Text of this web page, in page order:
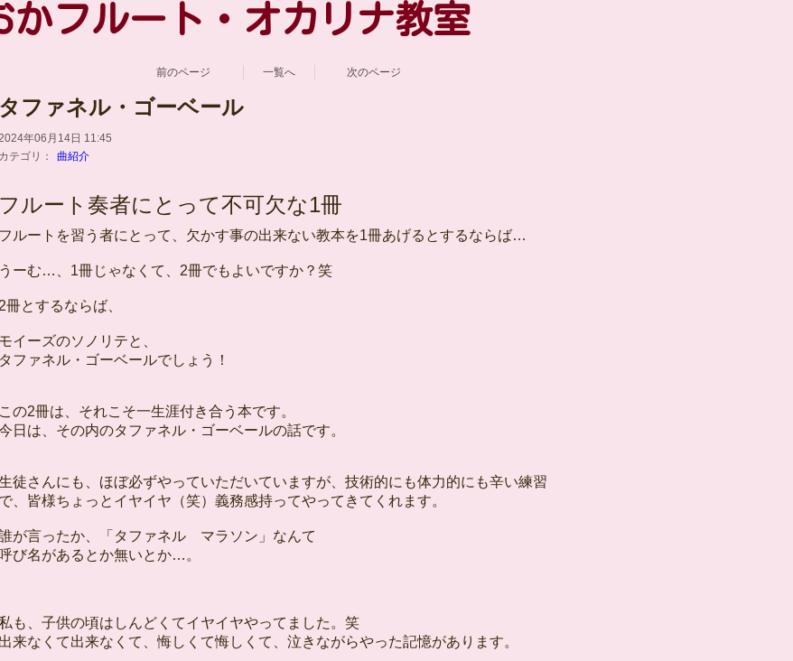
かフルート・オカリナ教室
前のページ 一覧へ 次のページ
タファネル・ゴーベール
年06月14日 11:45
カテゴリ：
曲紹介
フルート奏者にとって不可欠な1冊
フルートを習う者にとって、欠かす事の出来ない教本を1冊あげるとするならば…
うーむ…、1冊じゃなくて、2冊でもよいですか？笑
2冊とするならば、
モイーズのソノリテと、
タファネル・ゴーベールでしょう！
この2冊は、それこそ一生涯付き合う本です。
日は、その内のタファネル・ゴーベールの話です。
徒さんにも、ほぼ必ずやっていただいていますが、技術的にも体力的にも辛い練習
で、皆様ちょっとイヤイヤ（笑）義務感持ってやってきてくれます。
が言ったか、「タファネル マラソン」なんて
呼び名があるとか無いとか…。
も、子供の頃はしんどくてイヤイヤやってました。笑
出来なくて出来なくて、悔しくて悔しくて、泣きながらやった記憶があります。